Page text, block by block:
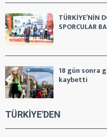
TÜRKİYE’NİN
SPORCULAR
18 gün sonra
kaybetti
TÜRKİYE'DEN